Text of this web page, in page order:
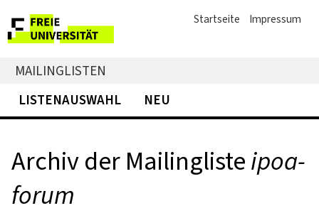
Startseite Impressum
MAILINGLISTEN
LISTENAUSWAHL
NEU
Archiv der Mailinglisteipoa-
forum